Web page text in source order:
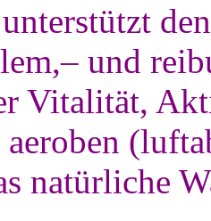
unterstützt
und
Vitalität,
natürliche